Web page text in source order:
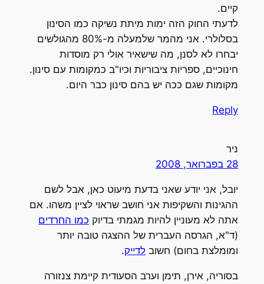
קיים.
לדעתי החוק הזה ימות מיתת נשיקה כמו הסינון
בסלולרי. אני מהמר שלמעלה מ-80% מהגולשים
יבחרו לא לסנן, מה שישאיר אולי רק מוסדות
חינוכיים, ספריות ציבוריות וכיו"ב כמקומות עם סינון.
מקומות שגם ככה יש בהם סינון כבר היום.
Reply
ניר
28 בפברואר, 2008
יובל, אני יודע שאני בדעת מיעוט כאן, אבל לשם
ההגינות והשקיפות אני חושב שראוי לציין משהו. אם
אתה לא מעוניין להיות מגמתי בדיוק כמו החרדים
(ד"א, הגרסה העברית של ההצגה טובה יותר
ומומלצת בחום) חשוב לדייק.
בסוריה, אירן, תימן וערב הסעודית קיימת צנזורה